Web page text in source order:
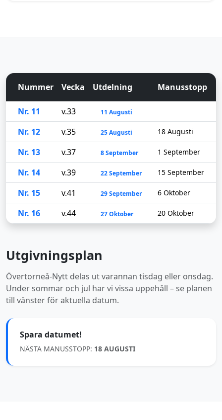
Nummer Vecka Utdelning Manusstopp
Nr. 11 v.33 11 Augusti
Nr. 12 v.35 25 Augusti 18 Augusti
Nr. 13 v.37 8 September 1 September
Nr. 14 v.39 22 September 15 September
Nr. 15 v.41 29 September 6 Oktober
Nr. 16 v.44 27 Oktober 20 Oktober
Utgivningsplan
Övertorneå-Nytt delas ut varannan tisdag eller onsdag.
Under sommar och jul har vi vissa uppehåll – se planen
till vänster för aktuella datum.
Spara datumet!
NÄSTA MANUSSTOPP: 18 AUGUSTI